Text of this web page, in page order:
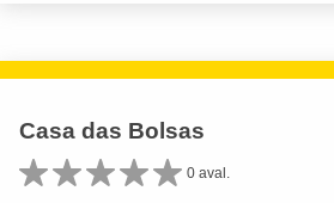
Casa das Bolsas
0 aval.